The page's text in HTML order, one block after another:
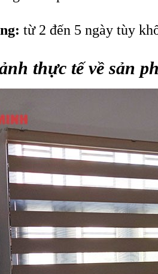
từ 2 đến 5 ngày tùy
thực tế về sản